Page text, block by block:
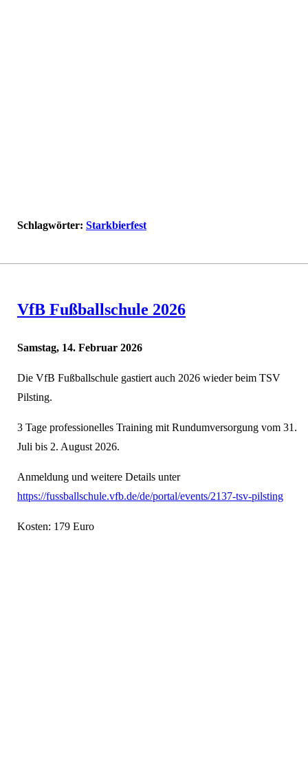
Schlagwörter: Starkbierfest
VfB Fußballschule 2026
Samstag, 14. Februar 2026
Die VfB Fußballschule gastiert auch 2026 wieder beim TSV
Pilsting.
3 Tage professionelles Training mit Rundumversorgung vom 31.
Juli bis 2. August 2026.
Anmeldung und weitere Details unter
https://fussballschule.vfb.de/de/portal/events/2137-tsv-pilsting
Kosten: 179 Euro